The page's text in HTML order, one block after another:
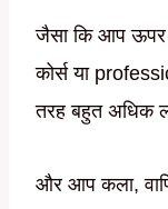
जैसा कि आप ऊपर
कोर्स या
तरह बहुत अधिक
और आप कला,